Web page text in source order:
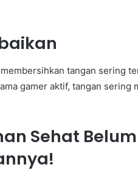
tangan sering
gamer aktif, tangan sering
Sehat